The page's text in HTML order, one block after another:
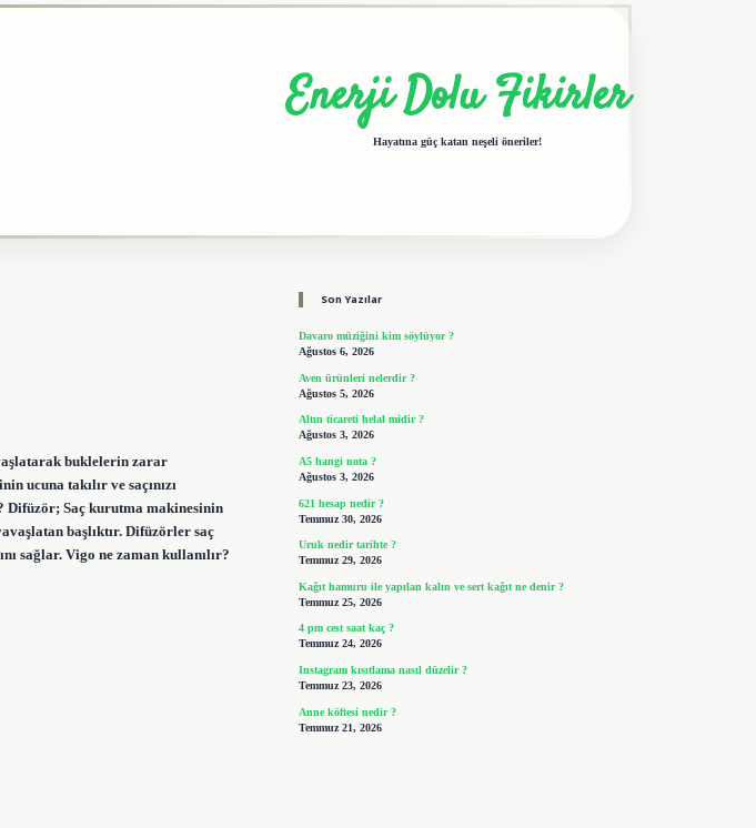
Enerji Dolu Fikirler
Hayatına güç katan neşeli öneriler!
buklelerin zarar
ucuna takılır ve saçınızı
Difüzör; Saç kurutma makinesinin
başlıktır. Difüzörler saç
sağlar. Vigo ne zaman kullanılır?
Son Yazılar
Davaro müziğini kim söylüyor ?
Ağustos 6, 2026
Aven ürünleri nelerdir ?
Ağustos 5, 2026
Altın ticareti helal midir ?
Ağustos 3, 2026
A5 hangi nota ?
Ağustos 3, 2026
621 hesap nedir ?
Temmuz 30, 2026
Uruk nedir tarihte ?
Temmuz 29, 2026
Kağıt hamuru ile yapılan kalın ve sert kağıt ne denir ?
Temmuz 25, 2026
4 pm cest saat kaç ?
Temmuz 24, 2026
Instagram kısıtlama nasıl düzelir ?
Temmuz 23, 2026
Anne köftesi nedir ?
Temmuz 21, 2026